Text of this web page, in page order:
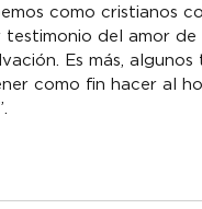
como cristianos
del amor de
Es más, algunos
como fin hacer al